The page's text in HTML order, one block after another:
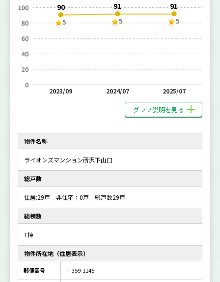
90
5
2023/09
91
5
2024/07
91
5
2025/07
グラフ説明を見る
物件名称
ライオンズマンション所沢下山口
総戸数
住居:29戸 非住宅：0戸 総戸数29戸
総棟数
1棟
物件所在地（住居表示）
郵便番号 〒359-1145